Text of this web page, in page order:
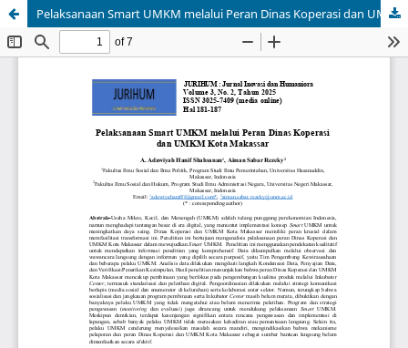
Pelaksanaan Smart UMKM melalui Peran Dinas Koperasi dan UMKM Kota Makassar